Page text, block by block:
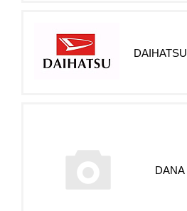
DAIHATSU
DANA